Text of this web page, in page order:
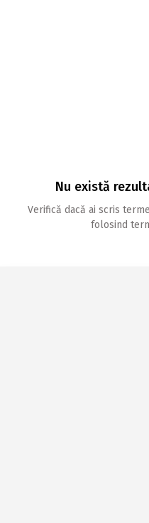
Nu există
Verifică dacă ai scris
folosind